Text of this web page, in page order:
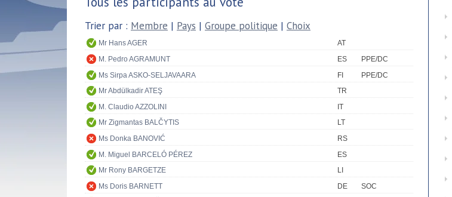
Trier par : Membre | Pays | Groupe politique | Choix
Mr Hans AGER
AT
M. Pedro AGRAMUNT
ES
PPE/DC
Ms Sirpa ASKO-SELJAVAARA
FI
PPE/DC
Mr Abdülkadir ATEŞ
TR
M. Claudio AZZOLINI
IT
Mr Zigmantas BALČYTIS
LT
Ms Donka BANOVIĆ
RS
M. Miguel BARCELÓ PÉREZ
ES
Mr Rony BARGETZE
LI
Ms Doris BARNETT
DE
SOC